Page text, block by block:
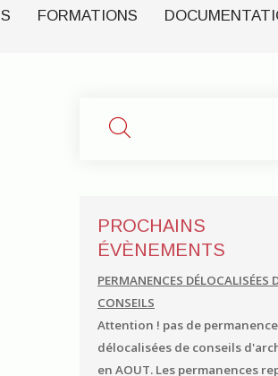
FORMATIONS
PROCHAINS
ÉVÈNEMENTS
PERMANENCES DÉLOCALISÉES
CONSEILS
Attention ! pas de
délocalisées de conseils
en AOUT. Les permanences